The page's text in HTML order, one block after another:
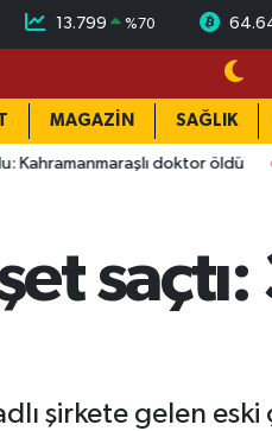
13.799 %70
MAGAZİN SAĞLIK
doktor öldü 15:48
saçtı:
şirkete gelen eski